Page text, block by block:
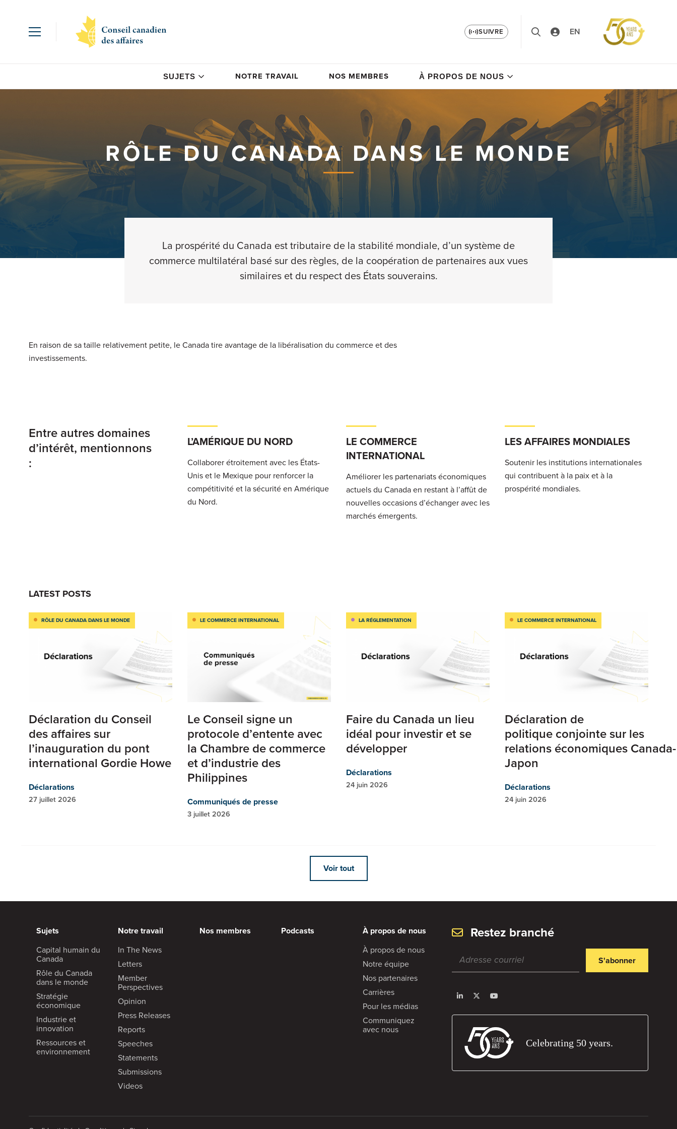
SUIVRE EN
SUJETS NOTRE TRAVAIL NOS MEMBRES À PROPOS DE NOUS
RÔLE DU CANADA DANS LE MONDE
La prospérité du Canada est tributaire de la stabilité mondiale, d’un système de
commerce multilatéral basé sur des règles, de la coopération de partenaires aux vues
similaires et du respect des États souverains.
En raison de sa taille relativement petite, le Canada tire avantage de la libéralisation du commerce et des
investissements.
Entre autres domaines
d’intérêt, mentionnons
:
L’AMÉRIQUE DU NORD
Collaborer étroitement avec les États-
Unis et le Mexique pour renforcer la
compétitivité et la sécurité en Amérique
du Nord.
LE COMMERCE
INTERNATIONAL
Améliorer les partenariats économiques
actuels du Canada en restant à l’affût de
nouvelles occasions d’échanger avec les
marchés émergents.
LES AFFAIRES MONDIALES
Soutenir les institutions internationales
qui contribuent à la paix et à la
prospérité mondiales.
LATEST POSTS
RÔLE DU CANADA DANS LE MONDE
Déclaration du Conseil
des affaires sur
l’inauguration du pont
international Gordie Howe
Déclarations
27 juillet 2026
LE COMMERCE INTERNATIONAL
Le Conseil signe un
protocole d’entente avec
la Chambre de commerce
et d’industrie des
Philippines
Communiqués de presse
3 juillet 2026
LA RÉGLEMENTATION
Faire du Canada un lieu
idéal pour investir et se
développer
Déclarations
24 juin 2026
LE COMMERCE INTERNATIONAL
Déclaration de
politique conjointe sur les
relations économiques Canada-
Japon
Déclarations
24 juin 2026
Voir tout
Sujets
Capital humain du
Canada
Rôle du Canada
dans le monde
Stratégie
économique
Industrie et
innovation
Ressources et
environnement
Notre travail
In The News
Letters
Member
Perspectives
Opinion
Press Releases
Reports
Speeches
Statements
Submissions
Videos
Nos membres Podcasts
À propos de nous
À propos de nous
Notre équipe
Nos partenaires
Carrières
Pour les médias
Communiquez
avec nous
Restez branché
S'abonner
Celebrating 50 years.